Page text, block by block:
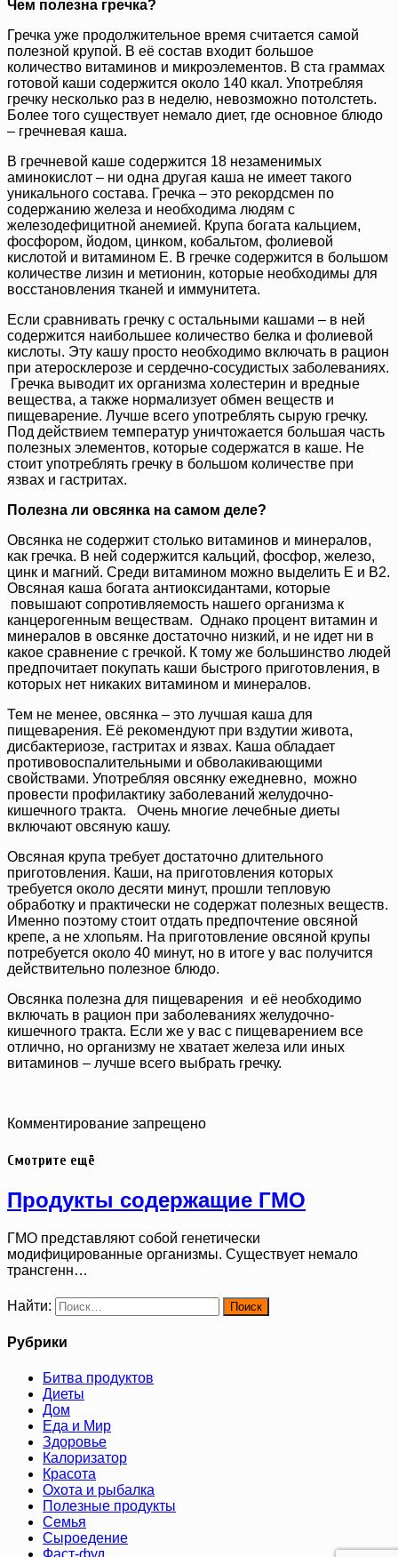
Чем полезна гречка?
Гречка уже продолжительное время считается самой
полезной крупой. В её состав входит большое
количество витаминов и микроэлементов. В ста граммах
готовой каши содержится около 140 ккал. Употребляя
гречку несколько раз в неделю, невозможно потолстеть.
Более того существует немало диет, где основное блюдо
– гречневая каша.
В гречневой каше содержится 18 незаменимых
аминокислот – ни одна другая каша не имеет такого
уникального состава. Гречка – это рекордсмен по
содержанию железа и необходима людям с
железодефицитной анемией. Крупа богата кальцием,
фосфором, йодом, цинком, кобальтом, фолиевой
кислотой и витамином Е. В гречке содержится в большом
количестве лизин и метионин, которые необходимы для
восстановления тканей и иммунитета.
Если сравнивать гречку с остальными кашами – в ней
содержится наибольшее количество белка и фолиевой
кислоты. Эту кашу просто необходимо включать в рацион
при атеросклерозе и сердечно-сосудистых заболеваниях.
Гречка выводит их организма холестерин и вредные
вещества, а также нормализует обмен веществ и
пищеварение. Лучше всего употреблять сырую гречку.
Под действием температур уничтожается большая часть
полезных элементов, которые содержатся в каше. Не
стоит употреблять гречку в большом количестве при
язвах и гастритах.
Полезна ли овсянка на самом деле?
Овсянка не содержит столько витаминов и минералов,
как гречка. В ней содержится кальций, фосфор, железо,
цинк и магний. Среди витамином можно выделить Е и В2.
Овсяная каша богата антиоксидантами, которые
повышают сопротивляемость нашего организма к
канцерогенным веществам. Однако процент витамин и
минералов в овсянке достаточно низкий, и не идет ни в
какое сравнение с гречкой. К тому же большинство людей
предпочитает покупать каши быстрого приготовления, в
которых нет никаких витамином и минералов.
Тем не менее, овсянка – это лучшая каша для
пищеварения. Её рекомендуют при вздутии живота,
дисбактериозе, гастритах и язвах. Каша обладает
противовоспалительными и обволакивающими
свойствами. Употребляя овсянку ежедневно, можно
провести профилактику заболеваний желудочно-
кишечного тракта. Очень многие лечебные диеты
включают овсяную кашу.
Овсяная крупа требует достаточно длительного
приготовления. Каши, на приготовления которых
требуется около десяти минут, прошли тепловую
обработку и практически не содержат полезных веществ.
Именно поэтому стоит отдать предпочтение овсяной
крепе, а не хлопьям. На приготовление овсяной крупы
потребуется около 40 минут, но в итоге у вас получится
действительно полезное блюдо.
Овсянка полезна для пищеварения и её необходимо
включать в рацион при заболеваниях желудочно-
кишечного тракта. Если же у вас с пищеварением все
отлично, но организму не хватает железа или иных
витаминов – лучше всего выбрать гречку.
Комментирование запрещено
Смотрите ещё
Продукты содержащие ГМО
ГМО представляют собой генетически
модифицированные организмы. Существует немало
трансгенн…
Найти:
Рубрики
Битва продуктов
Диеты
Дом
Еда и Мир
Здоровье
Калоризатор
Красота
Охота и рыбалка
Полезные продукты
Семья
Сыроедение
Фаст-фуд